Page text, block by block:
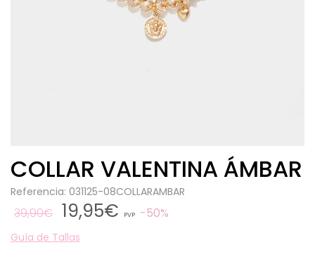
COLLAR VALENTINA ÁMBAR
Referencia: 031125-08COLLARAMBAR
39,90€ 19,95€ PVP 50%
Guía de Tallas